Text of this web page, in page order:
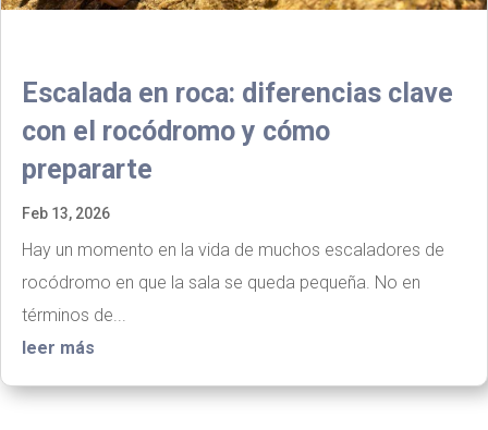
Escalada en roca: diferencias clave
con el rocódromo y cómo
prepararte
Feb 13, 2026
Hay un momento en la vida de muchos escaladores de
rocódromo en que la sala se queda pequeña. No en
términos de...
leer más